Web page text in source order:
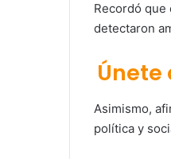
Recordó
detectaron
Únete
Asimismo,
política y